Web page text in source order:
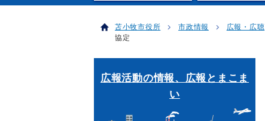
苫小牧市役所 市政情報 広報・広聴
協定
広報活動の情報、広報とまこま
い